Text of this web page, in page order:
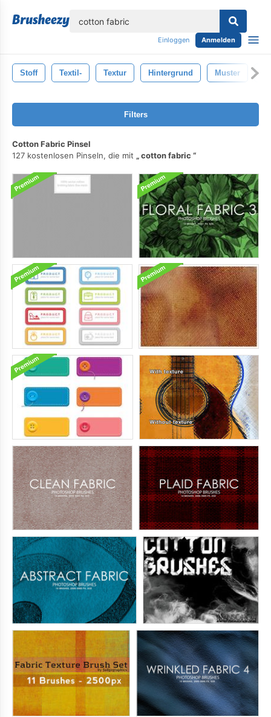
Einloggen Anmelden
Stoff Textil- Textur Hintergrund Muster
Filters
Cotton Fabric Pinsel
127 kostenlosen Pinseln, die mit
cotton fabric